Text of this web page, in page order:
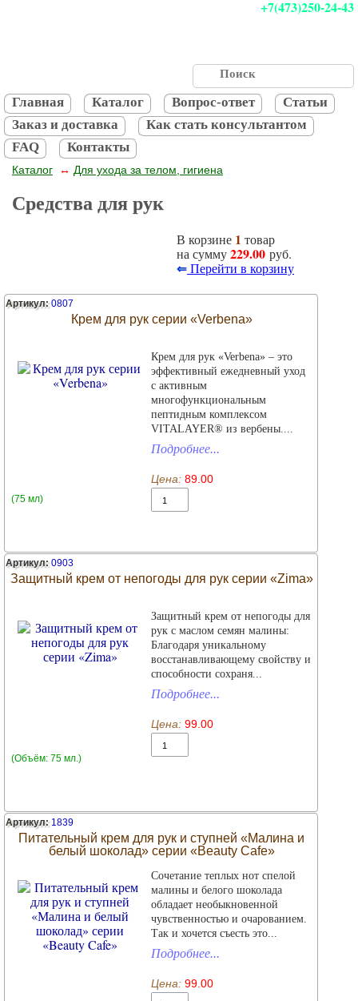
+7(473)250-24-43
Главная Каталог Вопрос-ответ
Статьи
Заказ и доставка
Как стать консультантом
FAQ
Контакты
Каталог ↔ Для ухода за телом, гигиена
Средства для рук
В корзине 1 товар
на сумму229.00 руб.
⇐Перейти в корзину
Артикул:0807
Крем для рук серии «Verbena»
(75 мл)
Крем для рук «Verbena» – это
эффективный ежедневный уход
c активным
многофункциональным
пептидным комплексом
VITALAYER® из вербены....
Подробнее...
Цена: 89.00
Артикул:0903
Защитный крем от непогоды для рук серии «Zima»
(Объём: 75 мл.)
Защитный крем от непогоды для
рук с маслом семян малины:
Благодаря уникальному
восстанавливающему свойству и
способности сохраня...
Подробнее...
Цена: 99.00
Артикул: 1839
Питательный крем для рук и ступней «Малина и
белый шоколад» серии «Beauty Cafe»
Сочетание теплых нот спелой
малины и белого шоколада
обладает необыкновенной
чувственностью и очарованием.
Так и хочется съесть это...
Подробнее...
Цена: 99.00